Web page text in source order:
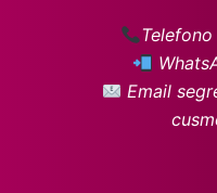
Email